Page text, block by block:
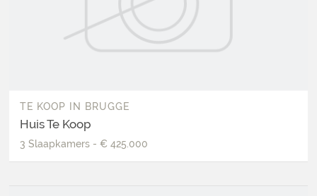
TE KOOP IN BRUGGE
Huis Te Koop
3 Slaapkamers- € 425.000